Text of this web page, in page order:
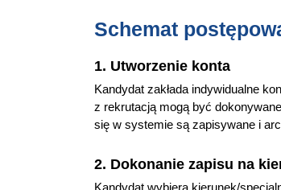
Schemat
1. Utworzenie konta
Kandydat zakłada indywidualne
z rekrutacją mogą być
się w systemie są zapisywane i
2. Dokonanie zapisu na
Kandydat wybiera kierunek/